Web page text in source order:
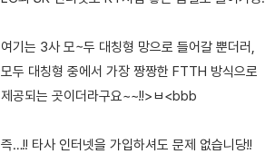
여기는 3사 모~두 대칭형 망으로 들어갈 뿐더러,
모두 대칭형 중에서 가장 짱짱한 FTTH 방식으로
제공되는 곳이더라구요~~!!>ㅂ<bbb
즉…!! 타사 인터넷을 가입하셔도 문제 없습니당!!